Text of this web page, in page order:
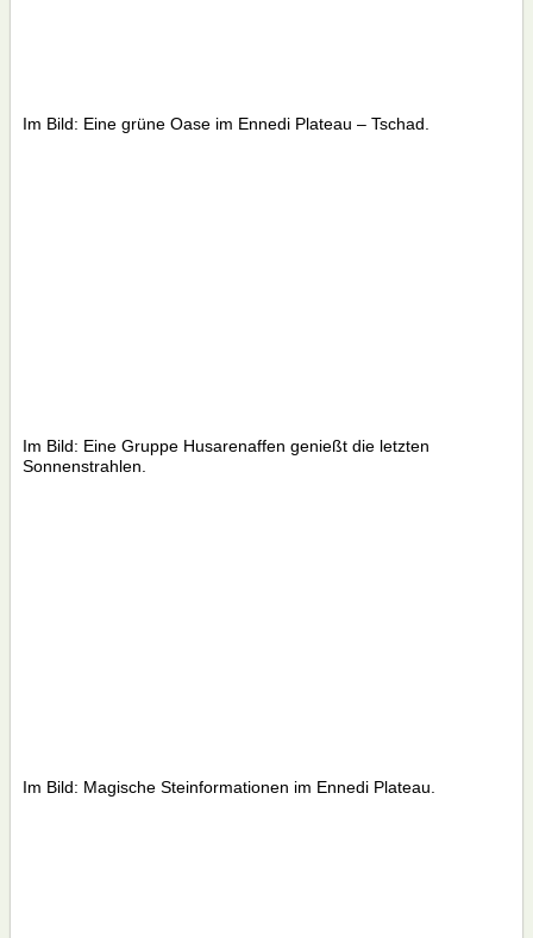
Im Bild: Eine grüne Oase im Ennedi Plateau – Tschad.
Im Bild: Eine Gruppe Husarenaffen genießt die letzten
Sonnenstrahlen.
Im Bild: Magische Steinformationen im Ennedi Plateau.